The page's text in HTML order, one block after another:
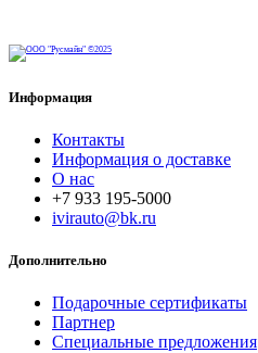
Информация
Контакты
Информация о доставке
О нас
+7 933 195-5000
ivirauto@bk.ru
Дополнительно
Подарочные сертификаты
Партнер
Специальные предложения